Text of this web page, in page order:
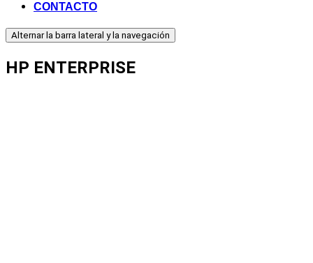
CONTACTO
Alternar la barra lateral y la navegación
HP ENTERPRISE